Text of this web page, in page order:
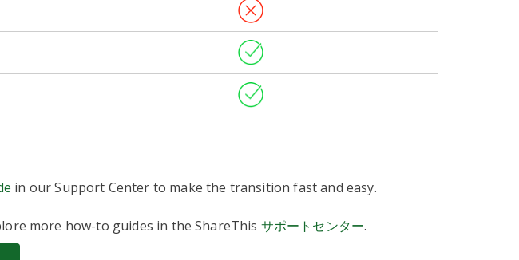
in our Support Center to make the transition fast and easy.
more how-to guides in the ShareThis サポートセンター.